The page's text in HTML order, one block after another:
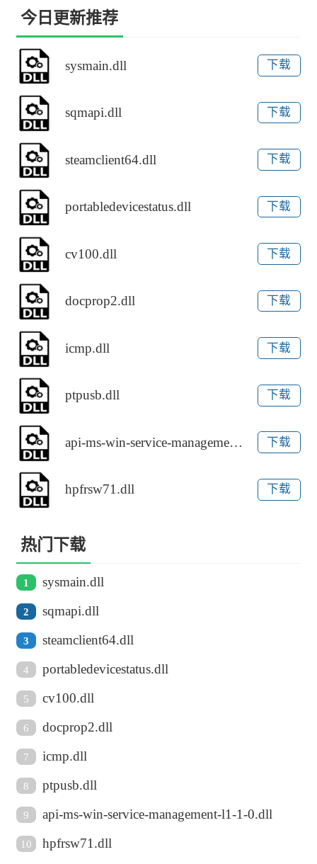
今日更新推荐
sysmain.dll 下载
sqmapi.dll 下载
steamclient64.dll 下载
portabledevicestatus.dll 下载
cv100.dll 下载
docprop2.dll 下载
icmp.dll 下载
ptpusb.dll 下载
api-ms-win-service-management-l1-1-0.dll 下载
hpfrsw71.dll 下载
热门下载
1 sysmain.dll
2 sqmapi.dll
3 steamclient64.dll
4 portabledevicestatus.dll
5 cv100.dll
6 docprop2.dll
7 icmp.dll
8 ptpusb.dll
9 api-ms-win-service-management-l1-1-0.dll
10 hpfrsw71.dll